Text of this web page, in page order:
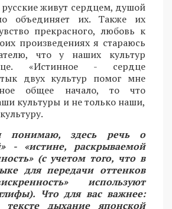
живут сердцем, душой
объединяет их. Также их
прекрасного, любовь к
произведениях я стараюсь
что у наших культур
«Истинное - сердце
двух культур помог мне
общее начало, то что
культуры и не только наши,
понимаю, здесь речь о
- «истине, раскрываемой
(с учетом того, что в
для передачи оттенков
используют
Что для вас важнее:
тексте дыхание японской